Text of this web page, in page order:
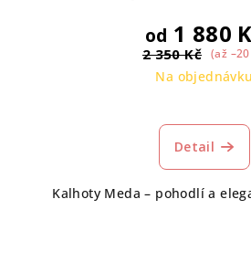
od 1 880
2 350 Kč (až
Na objednávku
Detail
Kalhoty Meda – pohodlí a